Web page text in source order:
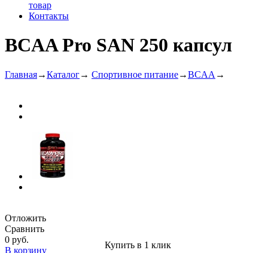
товар
Контакты
BCAA Pro SAN 250 капсул
Главная→Каталог→ Спортивное питание→BCAA →
Отложить
Сравнить
0 руб.
В корзину
Купить в 1 клик